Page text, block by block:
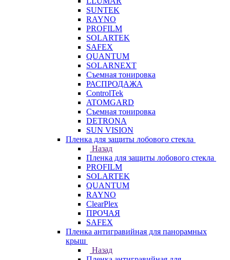
SUNTEK
RAYNO
PROFILM
SOLARTEK
SAFEX
QUANTUM
SOLARNEXT
Съемная тонировка
РАСПРОДАЖА
ControlTek
ATOMGARD
Съемная тонировка
DETRONA
SUN VISION
Пленка для защиты лобового стекла
Назад
Пленка для защиты лобового стекла
PROFILM
SOLARTEK
QUANTUM
RAYNO
ClearPlex
ПРОЧАЯ
SAFEX
Пленка антигравийная для панорамных
крыш
Назад